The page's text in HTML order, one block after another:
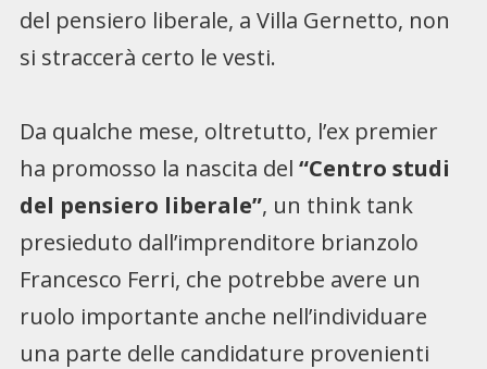
del pensiero liberale, a Villa Gernetto, non
si straccerà certo le vesti.
Da qualche mese, oltretutto, l’ex premier
ha promosso la nascita del “Centro studi
del pensiero liberale”, un think tank
presieduto dall’imprenditore brianzolo
Francesco Ferri, che potrebbe avere un
ruolo importante anche nell’individuare
una parte delle candidature provenienti